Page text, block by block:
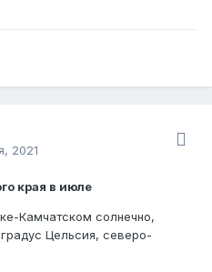
2021
края в июле
Камчатском солнечно,
Цельсия, северо-